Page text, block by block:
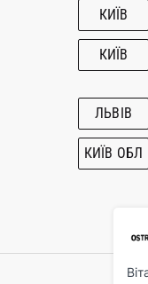
КИЇВ
КИЇВ
ЛЬВІВ
КИЇВ ОБЛ